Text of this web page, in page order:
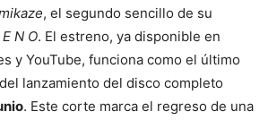
, el segundo sencillo de su
N O. El estreno, ya disponible en
y YouTube, funciona como el último
lanzamiento del disco completo
. Este corte marca el regreso de una